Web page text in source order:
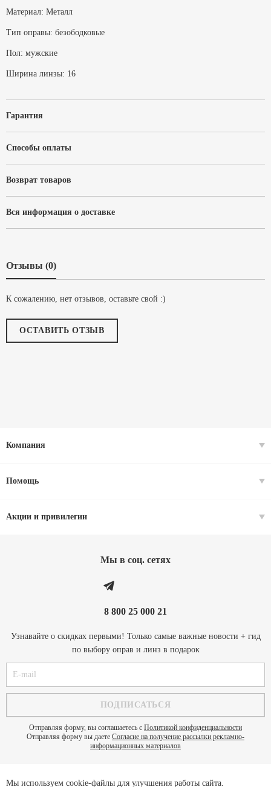
Материал: Металл
Тип оправы: безободковые
Пол: мужские
Ширина линзы: 16
Гарантия
Способы оплаты
Возврат товаров
Вся информация о доставке
Отзывы (0)
К сожалению, нет отзывов, оставьте свой :)
ОСТАВИТЬ ОТЗЫВ
Компания
Помощь
Акции и привилегии
Мы в соц. cетях
8 800 25 000 21
Узнавайте о скидках первыми! Только самые важные новости + гид
по выбору оправ и линз в подарок
Отправляя форму, вы соглашаетесь с Политикой конфиденциальности
Отправляя форму вы даете Согласие на получение рассылки рекламно-
информационных материалов
Мы используем cookie-файлы для улучшения работы сайта.